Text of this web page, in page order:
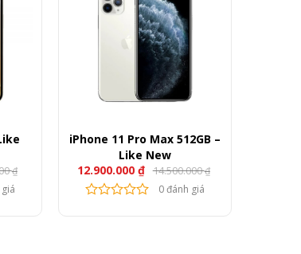
₫
iPhone 11 Pro Max 512GB –
Like New
12.900.000 ₫ 14.500.000₫
0 đánh giá